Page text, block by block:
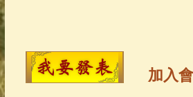
高僧故事 (141)
加入